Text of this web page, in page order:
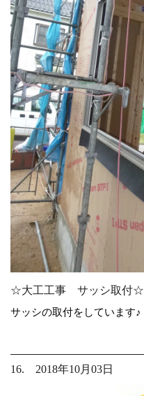
☆大工工事 サッシ取付☆
サッシの取付をしています♪
16. 2018年10月03日